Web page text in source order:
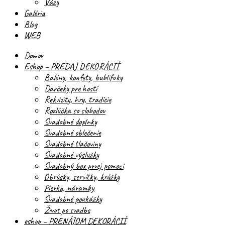
Galéria
Blog
WEB
Domov
Eshop – PREDAJ DEKORÁCIÍ
Balóny, konfety, bublifuky
Darčeky pre hostí
Rekvizity, hry, tradície
Rozlúčka so slobodou
Svadobné doplnky
Svadobné oblečenie
Svadobné tlačoviny
Svadobné výslužky
Svadobný box prvej pomoci
Obrúsky, servítky, krúžky
Pierka, náramky
Svadobné poukážky
Život po svadbe
eshop – PRENÁJOM DEKORÁCIÍ